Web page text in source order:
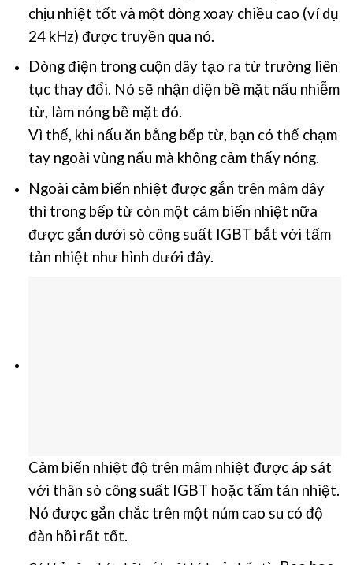
chịu nhiệt tốt và một dòng xoay chiều cao (ví dụ
24 kHz) được truyền qua nó.
Dòng điện trong cuộn dây tạo ra từ trường liên
tục thay đổi. Nó sẽ nhận diện bề mặt nấu nhiễm
từ, làm nóng bề mặt đó.
Vì thế, khi nấu ăn bằng bếp từ, bạn có thể chạm
tay ngoài vùng nấu mà không cảm thấy nóng.
Ngoài cảm biến nhiệt được gắn trên mâm dây
thì trong bếp từ còn một cảm biến nhiệt nữa
được gắn dưới sò công suất IGBT bắt với tấm
tản nhiệt như hình dưới đây.
Cảm biến nhiệt độ trên mâm nhiệt được áp sát
với thân sò công suất IGBT hoặc tấm tản nhiệt.
Nó được gắn chắc trên một núm cao su có độ
đàn hồi rất tốt.